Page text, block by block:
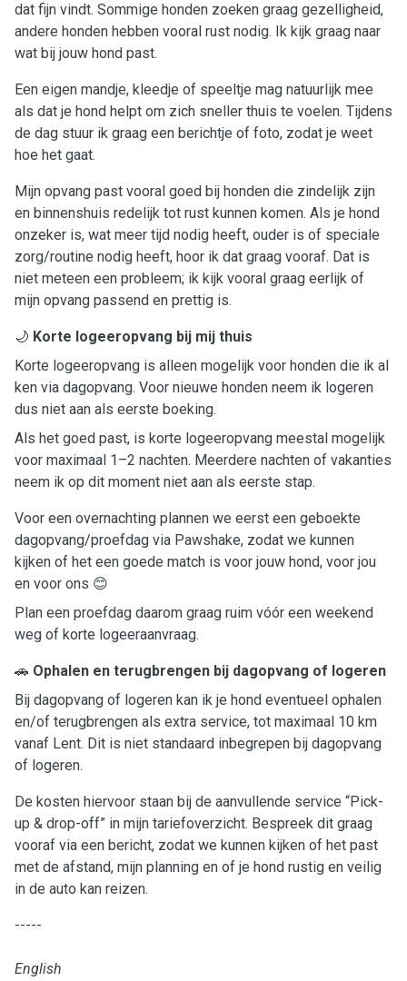
dat fijn vindt. Sommige honden zoeken graag gezelligheid,
andere honden hebben vooral rust nodig. Ik kijk graag naar
wat bij jouw hond past.
Een eigen mandje, kleedje of speeltje mag natuurlijk mee
als dat je hond helpt om zich sneller thuis te voelen. Tijdens
de dag stuur ik graag een berichtje of foto, zodat je weet
hoe het gaat.
Mijn opvang past vooral goed bij honden die zindelijk zijn
en binnenshuis redelijk tot rust kunnen komen. Als je hond
onzeker is, wat meer tijd nodig heeft, ouder is of speciale
zorg/routine nodig heeft, hoor ik dat graag vooraf. Dat is
niet meteen een probleem; ik kijk vooral graag eerlijk of
mijn opvang passend en prettig is.
🌙 Korte logeeropvang bij mij thuis
Korte logeeropvang is alleen mogelijk voor honden die ik al
ken via dagopvang. Voor nieuwe honden neem ik logeren
dus niet aan als eerste boeking.
Als het goed past, is korte logeeropvang meestal mogelijk
voor maximaal 1–2 nachten. Meerdere nachten of vakanties
neem ik op dit moment niet aan als eerste stap.
Voor een overnachting plannen we eerst een geboekte
dagopvang/proefdag via Pawshake, zodat we kunnen
kijken of het een goede match is voor jouw hond, voor jou
en voor ons 😊
Plan een proefdag daarom graag ruim vóór een weekend
weg of korte logeeraanvraag.
🚗 Ophalen en terugbrengen bij dagopvang of logeren
Bij dagopvang of logeren kan ik je hond eventueel ophalen
en/of terugbrengen als extra service, tot maximaal 10 km
vanaf Lent. Dit is niet standaard inbegrepen bij dagopvang
of logeren.
De kosten hiervoor staan bij de aanvullende service “Pick-
up & drop-off” in mijn tariefoverzicht. Bespreek dit graag
vooraf via een bericht, zodat we kunnen kijken of het past
met de afstand, mijn planning en of je hond rustig en veilig
in de auto kan reizen.
-----
English